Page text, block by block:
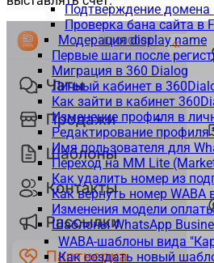
Подтверждение домена
Проверка бана сайта в
Модерация display name
Первые шаги после
Миграция в 360 Dialog
Личный кабинет в
Как зайти в кабинет
Изменение профиля в
Редактирование профиля
Имя пользователя для
Переход на MM Lite
Как удалить номер из
Как вернуть номер WABA
Изменения модели
Шаблоны WhatsApp
WABA-шаблоны вида
Как создать новый